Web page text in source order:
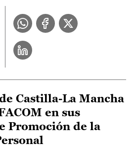
Castilla-La Mancha
en sus
Promoción de la